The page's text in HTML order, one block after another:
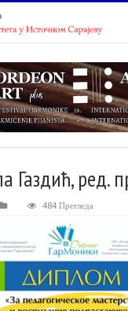
Газдић, ред.
484 Прегледа